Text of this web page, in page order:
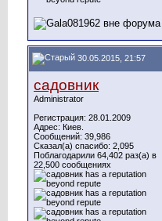
30.05.2015, 21:57
садовник
Administrator
Регистрация: 28.01.2009
Адрес: Киев.
Сообщений: 39,986
Сказал(а) спасибо: 2,095
Поблагодарили 64,402 раз(а) в
22,500 сообщениях